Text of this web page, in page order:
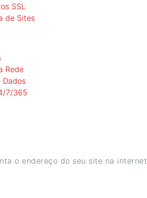
SSL
de Sites
Rede
Dados
7/365
o endereço do seu site na internet